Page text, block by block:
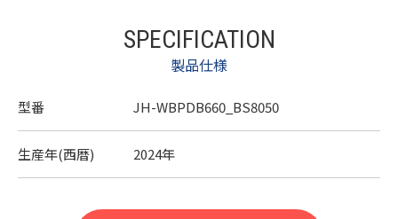
SPECIFICATION
製品仕様
型番 JH-WBPDB660_BS8050
生産年(西暦) 2024年